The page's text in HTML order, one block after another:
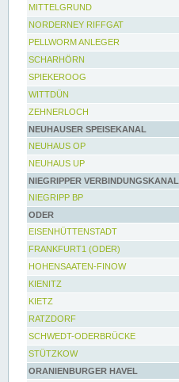
MITTELGRUND
NORDERNEY RIFFGAT
PELLWORM ANLEGER
SCHARHÖRN
SPIEKEROOG
WITTDÜN
ZEHNERLOCH
NEUHAUSER SPEISEKANAL
NEUHAUS OP
NEUHAUS UP
NIEGRIPPER VERBINDUNGSKANAL
NIEGRIPP BP
ODER
EISENHÜTTENSTADT
FRANKFURT1 (ODER)
HOHENSAATEN-FINOW
KIENITZ
KIETZ
RATZDORF
SCHWEDT-ODERBRÜCKE
STÜTZKOW
ORANIENBURGER HAVEL